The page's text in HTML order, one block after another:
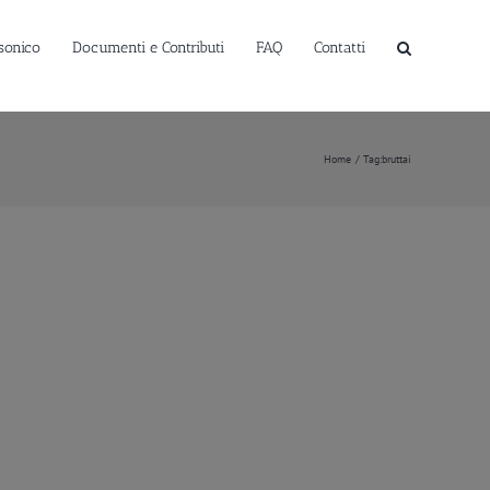
Documenti e Contributi FAQ Contatti
Home Tag:bruttai